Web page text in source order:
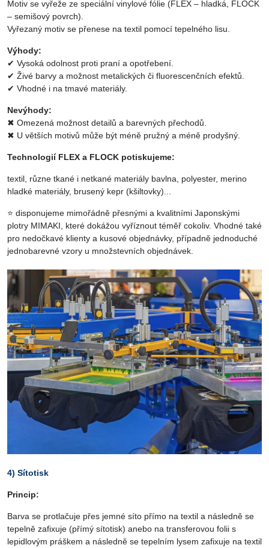
Motiv se vyřeže ze speciální vinylové fólie (FLEX – hladká, FLOCK
– semišový povrch).
Vyřezaný motiv se přenese na textil pomocí tepelného lisu.
Výhody:
✔ Vysoká odolnost proti praní a opotřebení.
✔ Živé barvy a možnost metalických či fluorescenčních efektů.
✔ Vhodné i na tmavé materiály.
Nevýhody:
✖ Omezená možnost detailů a barevných přechodů.
✖ U větších motivů může být méně pružný a méně prodyšný.
Technologií FLEX a FLOCK potiskujeme:
textil, různe tkané i netkané materiály bavlna, polyester, merino
hladké materiály, brusený kepr (kšiltovky)...
⭐ disponujeme mimořádně přesnými a kvalitními Japonskými
plotry MIMAKI, které dokážou vyříznout téměř cokoliv. Vhodné také
pro nedočkavé klienty a kusové objednávky, případně jednoduché
jednobarevné vzory u množstevních objednávek.
4) Sítotisk
Princip:
Barva se protlačuje přes jemné síto přímo na textil a následně se
tepelně zafixuje (přímý sítotisk) anebo na transferovou folii s
lepidlovým práškem a následně se tepelním lysem zafixuje na textil